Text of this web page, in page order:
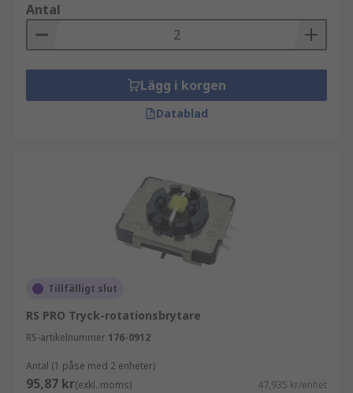
Antal
Lägg i korgen
Datablad
Tillfälligt slut
RS PRO Tryck-rotationsbrytare
RS-artikelnummer 176-0912
Antal (1 påse med 2 enheter)
95,87 kr(exkl. moms) 47,935 kr/enhet